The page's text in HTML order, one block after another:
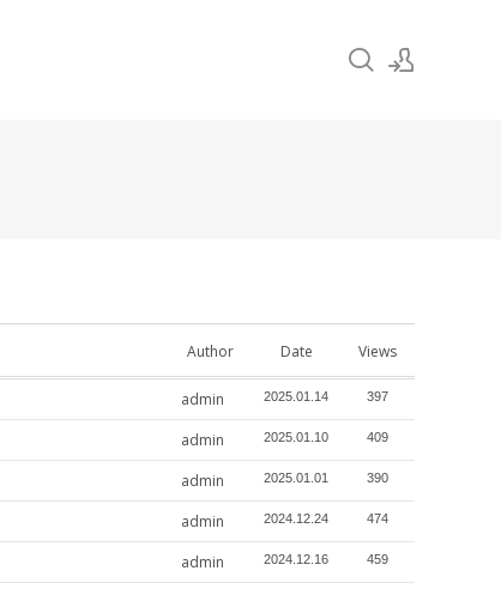
Author Date Views
admin 2025.01.14 397
admin 2025.01.10 409
admin 2025.01.01 390
admin 2024.12.24 474
admin 2024.12.16 459